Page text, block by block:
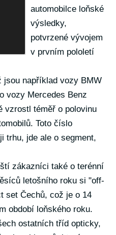
automobilce loňské
výsledky,
potvrzené vývojem
v prvním pololetí
jsou například vozy BMW
vozy Mercedes Benz
vzrostl téměř o polovinu
Toto číslo
trhu, jde ale o segment,
zákazníci také o terénní
letošního roku si "off-
set Čechů, což je o 14
období loňského roku.
ostatních tříd opticky,